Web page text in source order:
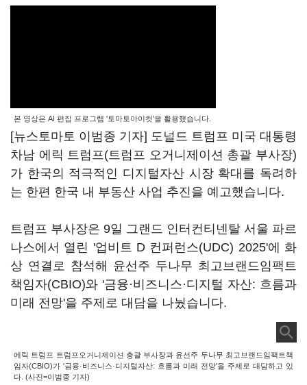
본 영상은 AI 편집 프로그램 '토마토아이컷'을 활용했습니다.
[뉴스토마토 이범종 기자] 도널드 트럼프 미국 대통령
차남 에릭 트럼프(트럼프 오거니제이션 총괄 부사장)
가 한국의 적극적인 디지털자산 시장 확대를 독려하
는 한편 한국 내 부동산 사업 추진을 예고했습니다.
트럼프 부사장은 9일 그랜드 인터컨티넨탈 서울 파르
나스에서 열린 '업비트 D 컨퍼런스(UDC) 2025'에 화
상 연결로 참석해 윤선주 두나무 최고브랜드임팩트
책임자(CBIO)와 '금융·비즈니스·디지털 자산: 흐름과
미래 전망'을 주제로 대담을 나눴습니다.
에릭 트럼프 트럼프오거니제이션 총괄 부사장과 윤선주 두나무 최고브랜드임팩트책
임자(CBIO)가 '금융·비즈니스·디지털자산: 흐름과 미래 전망'을 주제로 대담하고 있
다. (사진=이범종 기자)